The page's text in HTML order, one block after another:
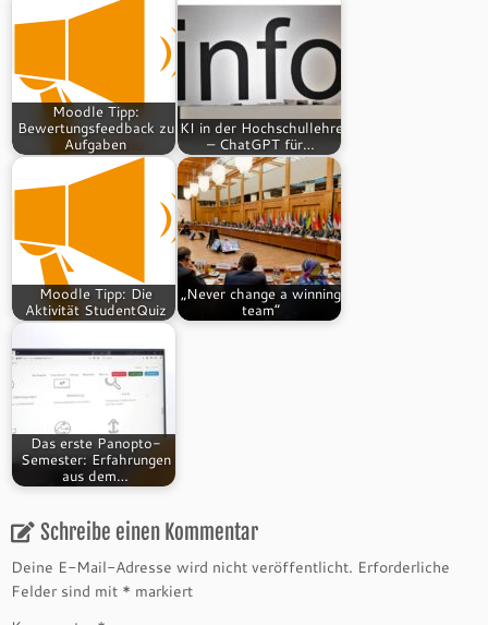
Moodle Tipp:
Bewertungsfeedback zu
Aufgaben
KI in der Hochschullehre
– ChatGPT für…
Moodle Tipp: Die
Aktivität StudentQuiz
„Never change a winning
team“
Das erste Panopto-
Semester: Erfahrungen
aus dem…
Schreibe einen Kommentar
Deine E-Mail-Adresse wird nicht veröffentlicht. Erforderliche
Felder sind mit * markiert